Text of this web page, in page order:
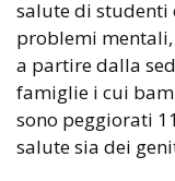
salute di studenti
problemi mentali,
a partire dalla
famiglie i cui
sono peggiorati
salute sia dei